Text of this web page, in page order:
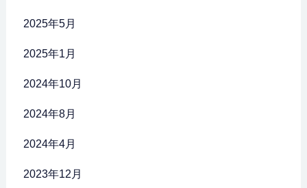
2025年5月
2025年1月
2024年10月
2024年8月
2024年4月
2023年12月